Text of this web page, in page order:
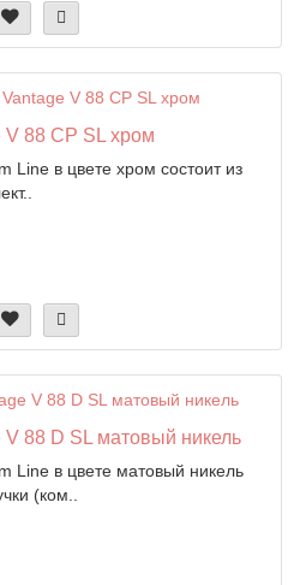
V 88 CP SL хром
Line в цвете хром состоит из
88 D SL матовый никель
Line в цвете матовый никель
(ком..